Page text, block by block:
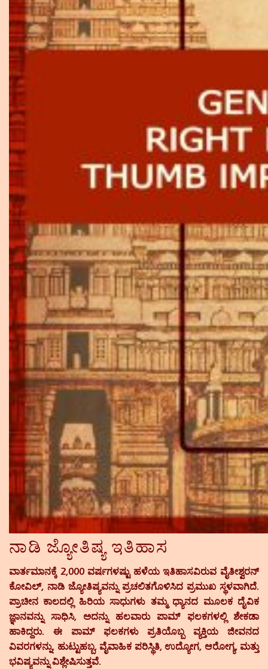
ನಾಡಿ ಜ್ಯೋತಿಷ್ಯ ಇತಿಹಾಸ
ವಾರ್ತಮಾನಕ್ಕೆ 2,000 ವರ್ಷಗಳಷ್ಟು ಹಳೆಯ ಇತಿಹಾಸವಿರುವ ವೈತೀಶ್ವರನ್
ಕೋವಿಲ್, ನಾಡಿ ಜ್ಯೋತಿಷ್ಯವನ್ನು ಪ್ರಚಲಿತಗೊಳಿಸಿದ ಪ್ರಮುಖ ಸ್ಥಳವಾಗಿದೆ.
ಪ್ರಾಚೀನ ಕಾಲದಲ್ಲಿ ಹಿರಿಯ ಸಾಧುಗಳು ತಮ್ಮ ಧ್ಯಾನದ ಮೂಲಕ ದೈವಿಕ
ಜ್ಞಾನವನ್ನು ಸಾಧಿಸಿ, ಅದನ್ನು ಹಲವಾರು ಪಾಮ್ ಫಲಕಗಳಲ್ಲಿ ಶೇಕಡಾ
ಹಾಕಿದ್ದರು. ಈ ಪಾಮ್ ಫಲಕಗಳು ಪ್ರತಿಯೊಬ್ಬ ವ್ಯಕ್ತಿಯ ಜೀವನದ
ವಿವರಗಳನ್ನು, ಹುಟ್ಟುಹಬ್ಬ, ವೈವಾಹಿಕ ಪರಿಸ್ಥಿತಿ, ಉದ್ಯೋಗ, ಆರೋಗ್ಯ, ಮತ್ತು
ಭವಿಷ್ಯವನ್ನು ವಿಶ್ಲೇಷಿಸುತ್ತವೆ.